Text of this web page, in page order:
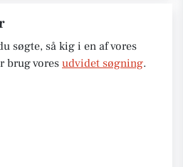
søgte, så kig i en af vores
brug vores udvidet søgning.